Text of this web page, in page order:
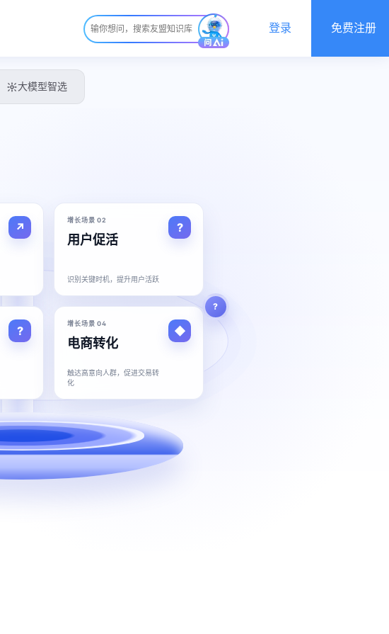
登录 免费注册
大模型智选
?
增长场景 02
用户促活
识别关键时机，提升用户活跃
增长场景 04
电商转化
触达高意向人群，促进交易转
化